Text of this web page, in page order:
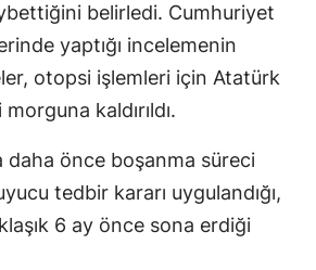
belirledi. Cumhuriyet
yaptığı incelemenin
otopsi işlemleri için Atatürk
kaldırıldı.
daha önce boşanma süreci
tedbir kararı uygulandığı,
6 ay önce sona erdiği